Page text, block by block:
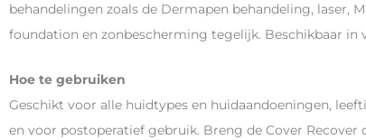
behandelingen zoals de Dermapen behandeling, laser,
foundation en zonbescherming tegelijk. Beschikbaar in
Hoe te gebruiken
Geschikt voor alle huidtypes en huidaandoeningen,
en voor postoperatief gebruik. Breng de Cover Recover